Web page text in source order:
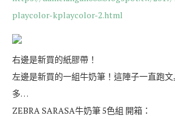
playcolor-kplaycolor-2.html
右邊是新買的紙膠帶！
左邊是新買的一組牛奶筆！這陣子一直跑
多…
ZEBRA SARASA牛奶筆 5色組 開箱：